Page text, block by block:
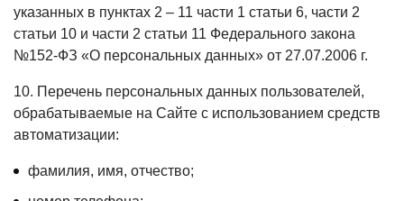
указанных в пунктах 2 – 11 части 1 статьи 6, части 2
статьи 10 и части 2 статьи 11 Федерального закона
№152-ФЗ «О персональных данных» от 27.07.2006 г.
10. Перечень персональных данных пользователей,
обрабатываемые на Сайте с использованием средств
автоматизации:
фамилия, имя, отчество;